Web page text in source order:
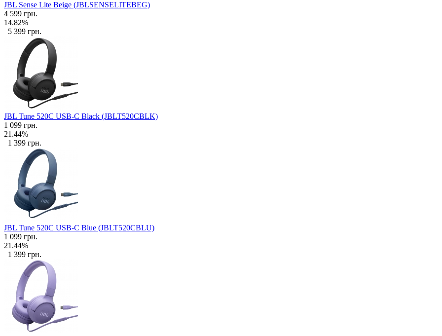
JBL Sense Lite Beige (JBLSENSELITEBEG)
4 599 грн.
14.82%
5 399 грн.
JBL Tune 520C USB-C Black (JBLT520CBLK)
1 099 грн.
21.44%
1 399 грн.
JBL Tune 520C USB-C Blue (JBLT520CBLU)
1 099 грн.
21.44%
1 399 грн.